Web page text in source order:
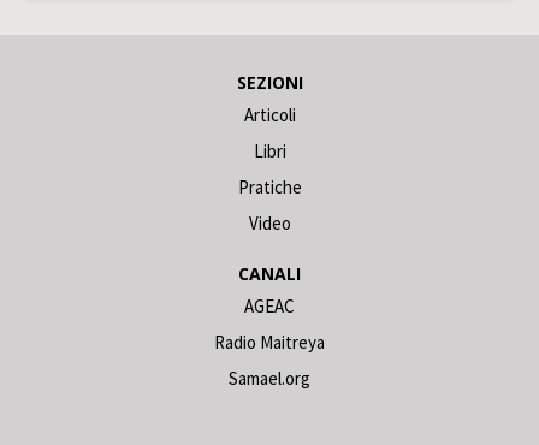
SEZIONI
Articoli
Libri
Pratiche
Video
CANALI
AGEAC
Radio Maitreya
Samael.org